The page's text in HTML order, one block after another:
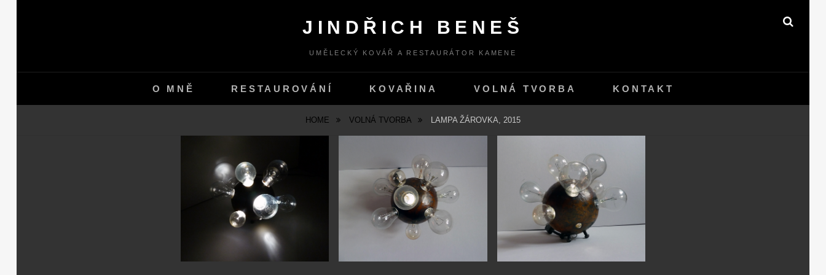
JINDŘICH BENEŠ
UMĚLECKÝ KOVÁŘ A RESTAURÁTOR KAMENE
O MNĚ RESTAUROVÁNÍ KOVAŘINA VOLNÁ TVORBA KONTAKT
HOME VOLNÁ TVORBA LAMPA ŽÁROVKA, 2015